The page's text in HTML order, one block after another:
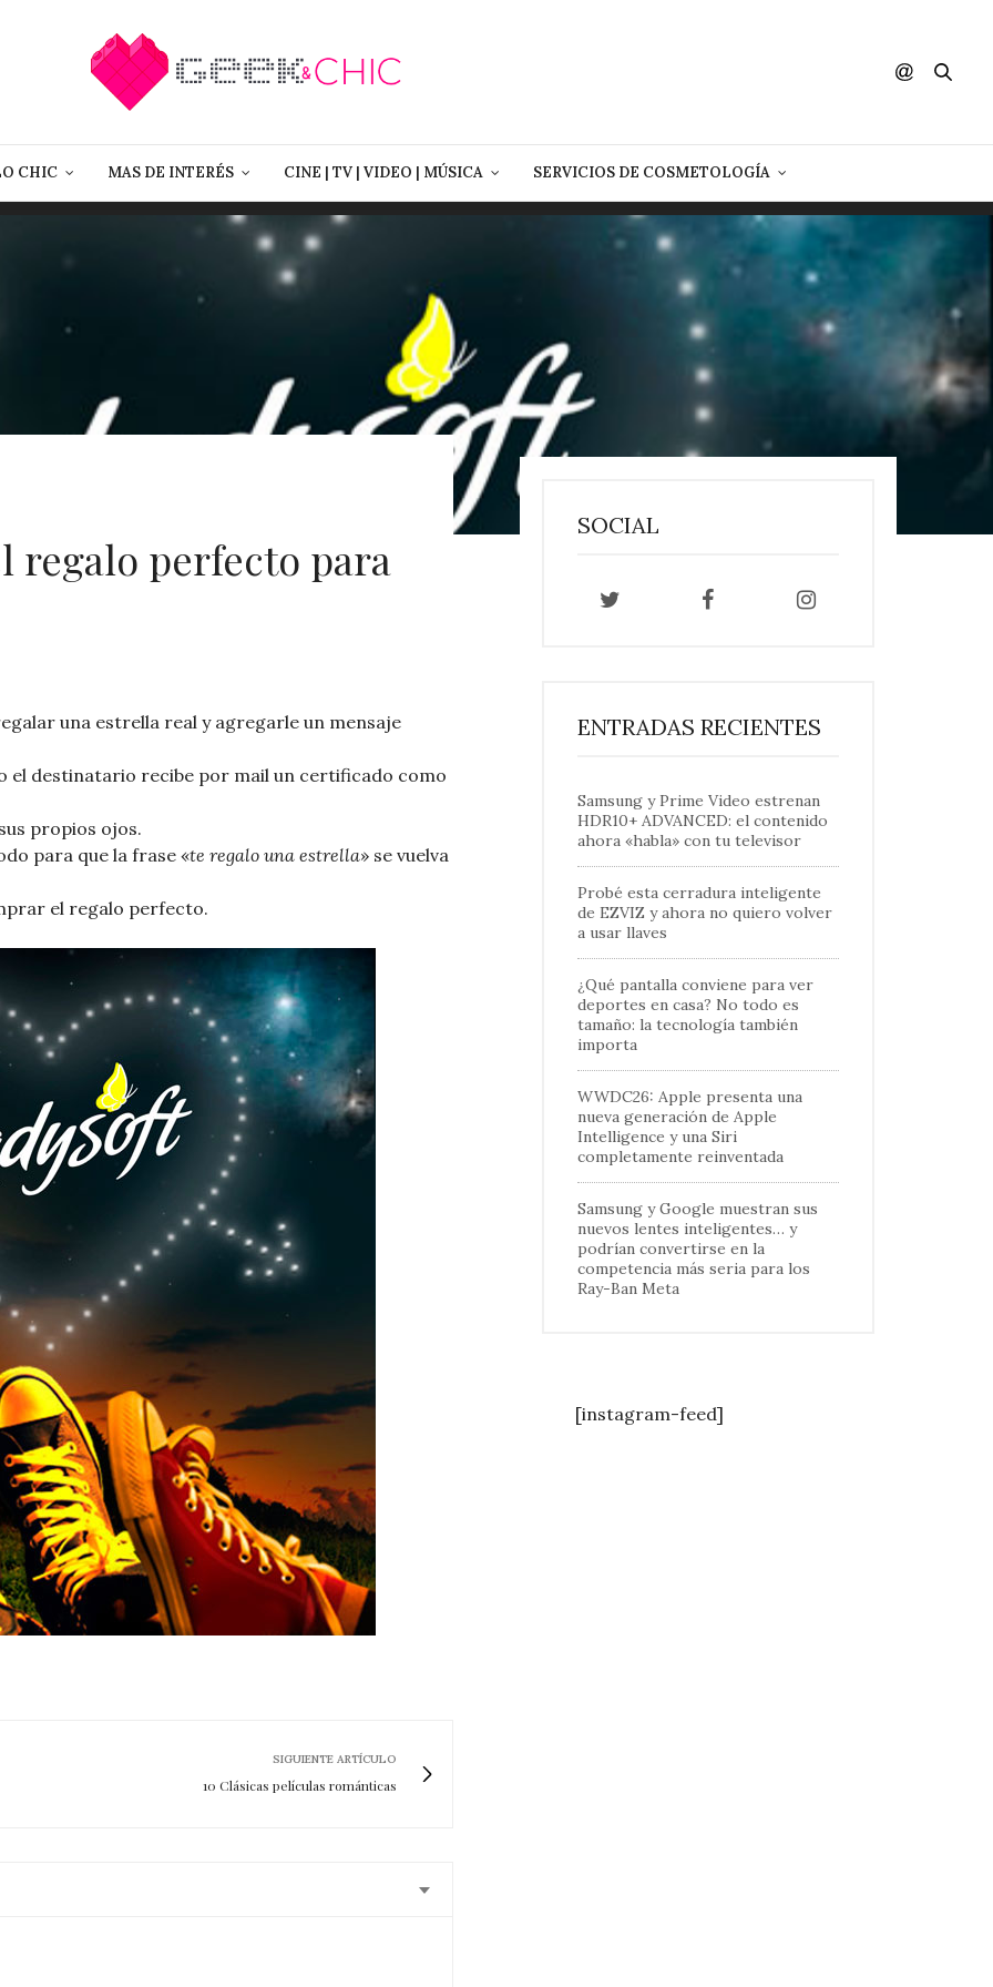
CHIC MAS DE INTERÉS CINE | TV | VIDEO | MÚSICA SERVICIOS DE COSMETOLOGÍA
regalo perfecto para
una estrella real y agregarle un mensaje
el destinatario recibe por mail un certificado como
propios ojos.
para que la frase «te regalo una estrella» se vuelva
el regalo perfecto.
SIGUIENTE ARTÍCULO
10 Clásicas películas románticas
SOCIAL
ENTRADAS RECIENTES
Samsung y Prime Video estrenan
HDR10+ ADVANCED: el contenido
ahora «habla» con tu televisor
Probé esta cerradura inteligente
de EZVIZ y ahora no quiero volver
a usar llaves
¿Qué pantalla conviene para ver
deportes en casa? No todo es
tamaño: la tecnología también
importa
WWDC26: Apple presenta una
nueva generación de Apple
Intelligence y una Siri
completamente reinventada
Samsung y Google muestran sus
nuevos lentes inteligentes… y
podrían convertirse en la
competencia más seria para los
Ray-Ban Meta
[instagram-feed]